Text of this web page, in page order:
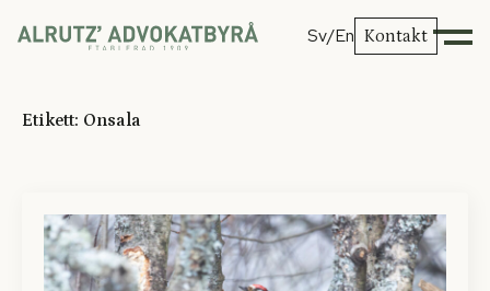
Sv/En Kontakt
Etikett: Onsala